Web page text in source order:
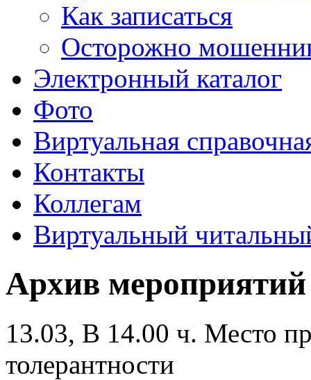
Как записаться
Осторожно
Электронный каталог
Фото
Виртуальная
Контакты
Коллегам
Виртуальный
Архив мероприятий
13.03, В 14.00 ч. Место
толерантности